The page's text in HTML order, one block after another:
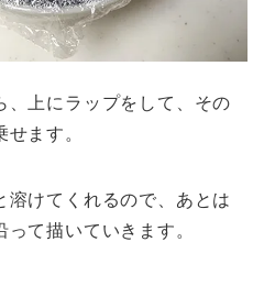
、上にラップをして、その
せます。
溶けてくれるので、あとは
て描いていきます。